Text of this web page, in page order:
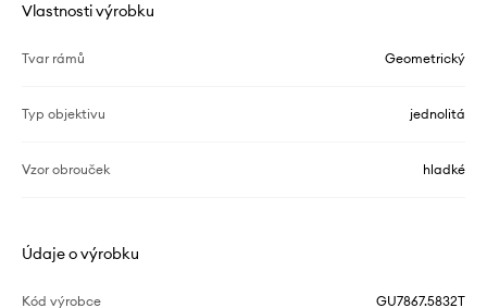
Vlastnosti výrobku
Tvar rámů Geometrický
Typ objektivu jednolitá
Vzor obrouček hladké
Údaje o výrobku
Kód výrobce GU7867.5832T